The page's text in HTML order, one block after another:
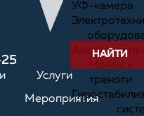
Услуги
Мероприятия
УФ-камера
Анализаторы
треноги
НАЙТИ